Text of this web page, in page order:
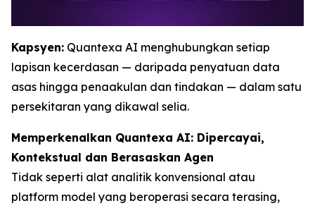
Kapsyen: Quantexa AI menghubungkan setiap
lapisan kecerdasan — daripada penyatuan data
asas hingga penaakulan dan tindakan — dalam satu
persekitaran yang dikawal selia.
Memperkenalkan Quantexa AI: Dipercayai,
Kontekstual dan Berasaskan Agen
Tidak seperti alat analitik konvensional atau
platform model yang beroperasi secara terasing,